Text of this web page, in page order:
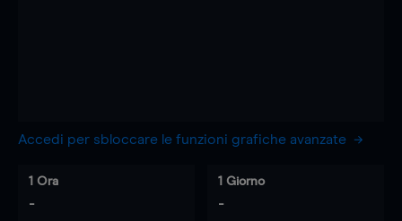
Accedi per sbloccare le funzioni grafiche avanzate
1 Ora
-
1 Giorno
-